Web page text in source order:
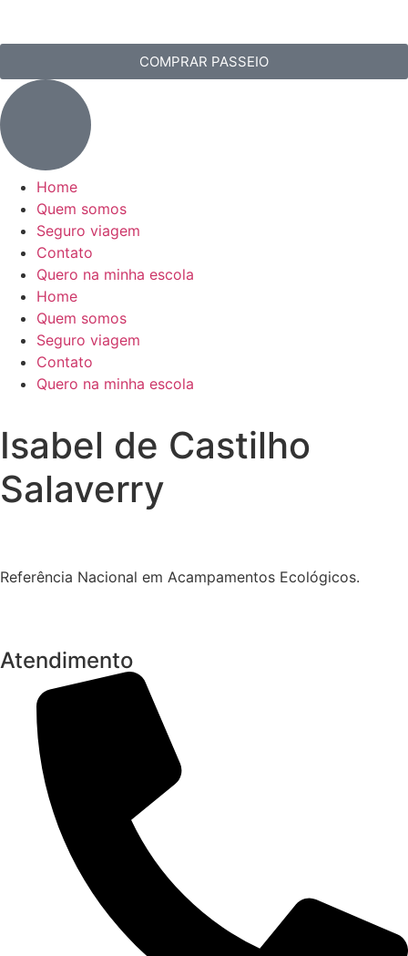
COMPRAR PASSEIO
Home
Quem somos
Seguro viagem
Contato
Quero na minha escola
Home
Quem somos
Seguro viagem
Contato
Quero na minha escola
Isabel de Castilho
Salaverry
Referência Nacional em Acampamentos Ecológicos.
Atendimento